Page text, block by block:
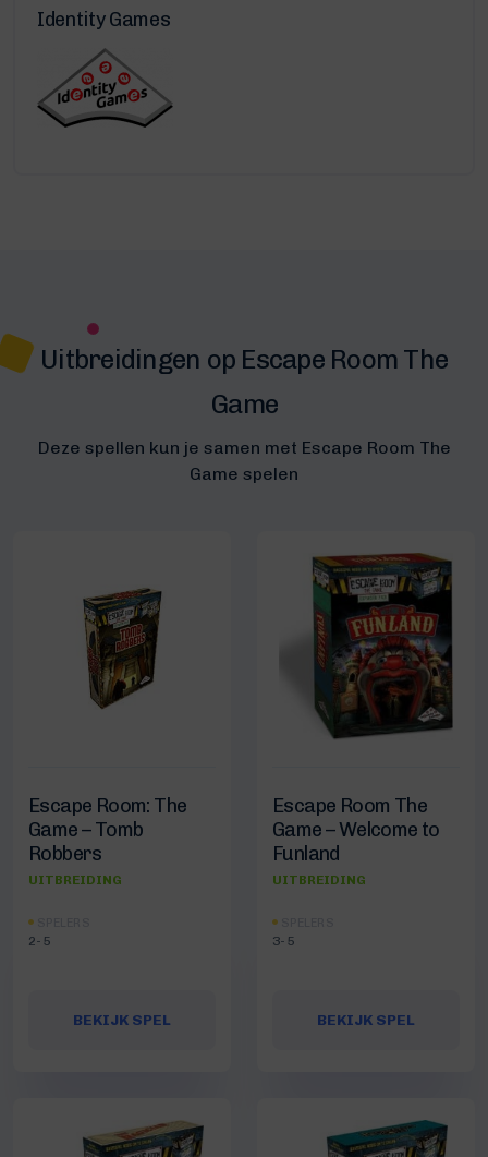
Identity Games
Uitbreidingen op Escape Room The
Game
Deze spellen kun je samen met Escape Room The
Game spelen
Escape Room: The
Game – Tomb
Robbers
UITBREIDING
2-5
BEKIJK SPEL
Escape Room The
Game – Welcome to
Funland
UITBREIDING
3-5
BEKIJK SPEL